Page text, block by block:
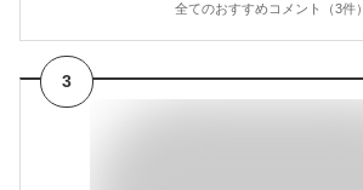
全てのおすすめコメント（3件）
3